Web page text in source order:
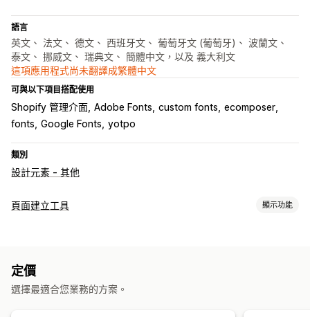
語言
英文、 法文、 德文、 西班牙文、 葡萄牙文 (葡萄牙)、 波蘭文、
泰文、 挪威文、 瑞典文、 簡體中文，以及 義大利文
這項應用程式尚未翻譯成繁體中文
可與以下項目搭配使用
Shopify 管理介面 Adobe Fonts custom fonts ecomposer
fonts Google Fonts yotpo
類別
設計元素 - 其他
頁面建立工具 顯示功能
常見問題
購物車頁面 感謝頁面 快速檢視
定價
選擇最適合您業務的方案。